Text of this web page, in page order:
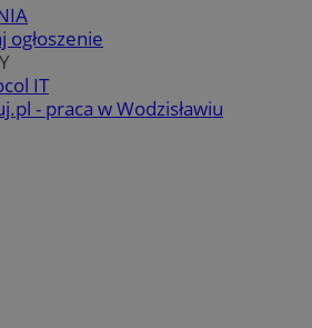
ogłoszenie
IT
- praca w Wodzisławiu